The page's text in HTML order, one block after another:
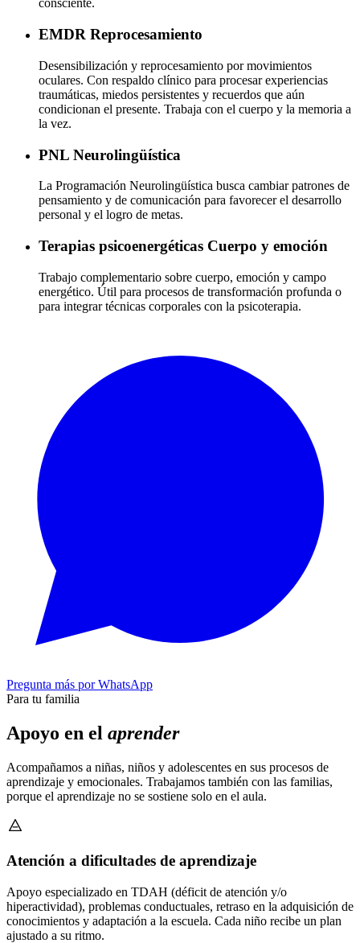
consciente.
EMDR Reprocesamiento
Desensibilización y reprocesamiento por movimientos
oculares. Con respaldo clínico para procesar experiencias
traumáticas, miedos persistentes y recuerdos que aún
condicionan el presente. Trabaja con el cuerpo y la memoria a
la vez.
PNL Neurolingüística
La Programación Neurolingüística busca cambiar patrones de
pensamiento y de comunicación para favorecer el desarrollo
personal y el logro de metas.
Terapias psicoenergéticas Cuerpo y emoción
Trabajo complementario sobre cuerpo, emoción y campo
energético. Útil para procesos de transformación profunda o
para integrar técnicas corporales con la psicoterapia.
Pregunta más por WhatsApp
Para tu familia
Apoyo en el aprender
Acompañamos a niñas, niños y adolescentes en sus procesos de
aprendizaje y emocionales. Trabajamos también con las familias,
porque el aprendizaje no se sostiene solo en el aula.
Atención a dificultades de aprendizaje
Apoyo especializado en TDAH (déficit de atención y/o
hiperactividad), problemas conductuales, retraso en la adquisición de
conocimientos y adaptación a la escuela. Cada niño recibe un plan
ajustado a su ritmo.